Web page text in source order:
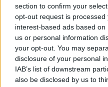
section to confirm your
opt-out request is
interest-based ads based
us or personal information
your opt-out. You may
disclosure of your personal
IAB’s list of downstream
also be disclosed by us to